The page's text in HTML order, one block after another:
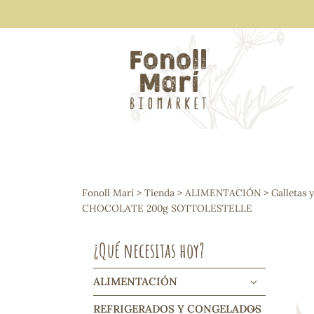
Arroces y legumbres
Frutos secos y snacks
Semillas
Galletas y dulces
Vinos y cavas
Condimentos y salsas
Harinas y sémolas
Pasta
Fonoll Marí > Tienda > ALIMENTACIÓN > Galletas
CHOCOLATE 200g SOTTOLESTELLE
¿Qué necesitas hoy?
ALIMENTACIÓN
REFRIGERADOS Y CONGELADOS